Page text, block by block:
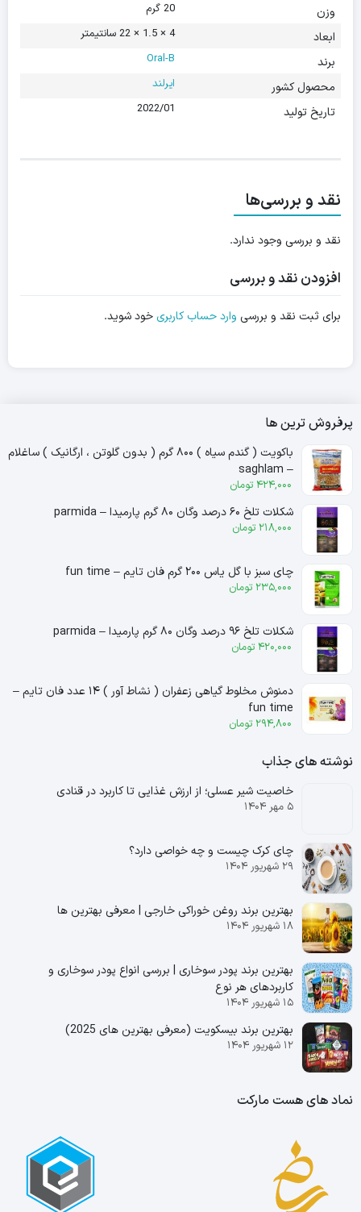
وزن 20 گرم
ابعاد 4 × 1.5 × 22 سانتیمتر
برند Oral-B
محصول کشور ایرلند
تاریخ تولید 2022/01
نقد و بررسی‌ها
نقد و بررسی وجود ندارد.
افزودن نقد و بررسی
برای ثبت نقد و بررسی وارد حساب کاربریخود شوید.
پرفروش ترین ها
باکویت ( گندم سیاه ) ۸۰۰ گرم ( بدون گلوتن ، ارگانیک ) ساغلام
– saghlam
424,000 تومان
شکلات تلخ ۶۰ درصد وگان ۸۰ گرم پارمیدا – parmida
218,000 تومان
چای سبز با گل یاس ۲۰۰ گرم فان تایم – fun time
235,000 تومان
شکلات تلخ ۹۶ درصد وگان ۸۰ گرم پارمیدا – parmida
420,000 تومان
دمنوش مخلوط گیاهی زعفران ( نشاط آور ) ۱۴ عدد فان تایم –
fun time
294,800 تومان
نوشته های جذاب
خاصیت شیر عسلی؛ از ارزش غذایی تا کاربرد در قنادی
۵ مهر ۱۴۰۴
چای کرک چیست و چه خواصی دارد؟
۲۹ شهریور ۱۴۰۴
بهترین برند روغن خوراکی خارجی | معرفی بهترین ها
۱۸ شهریور ۱۴۰۴
بهترین برند پودر سوخاری | بررسی انواع پودر سوخاری و
کاربردهای هر نوع
۱۵ شهریور ۱۴۰۴
بهترین برند بیسکویت (معرفی بهترین‌ های 2025)
۱۲ شهریور ۱۴۰۴
نماد های هست مارکت